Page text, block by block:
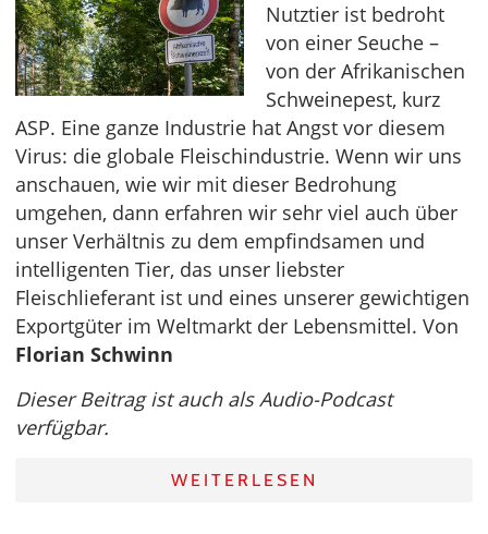
Nutztier ist bedroht
von einer Seuche –
von der Afrikanischen
Schweinepest, kurz
ASP. Eine ganze Industrie hat Angst vor diesem
Virus: die globale Fleischindustrie. Wenn wir uns
anschauen, wie wir mit dieser Bedrohung
umgehen, dann erfahren wir sehr viel auch über
unser Verhältnis zu dem empfindsamen und
intelligenten Tier, das unser liebster
Fleischlieferant ist und eines unserer gewichtigen
Exportgüter im Weltmarkt der Lebensmittel. Von
Florian Schwinn
Dieser Beitrag ist auch als Audio-Podcast
verfügbar.
WEITERLESEN